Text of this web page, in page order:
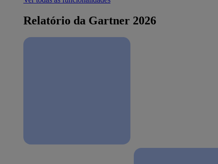
Relatório da Gartner 2026